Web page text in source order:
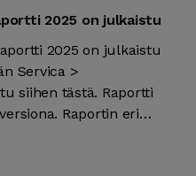
2025 on julkaistu
2025 on julkaistu
Servica >
siihen tästä. Raportti
Raportin eri…